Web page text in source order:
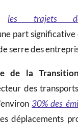
les trajets
part significative
serre des
de la
des
30% des
déplacements